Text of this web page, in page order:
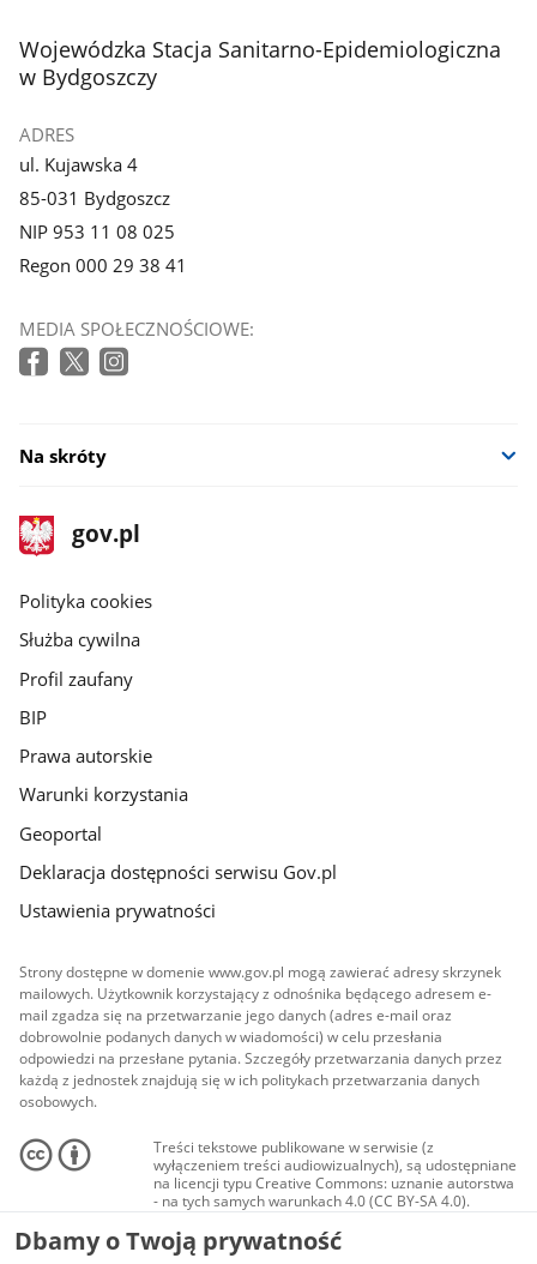
stopka
Wojewódzka Stacja Sanitarno-Epidemiologiczna
w Bydgoszczy
ADRES
ul. Kujawska 4
85-031 Bydgoszcz
NIP 953 11 08 025
Regon 000 29 38 41
MEDIA SPOŁECZNOŚCIOWE:
Na skróty
stopka
gov.pl
Strona
gov.pl
gov.pl
Polityka cookies
Służba cywilna
Profil zaufany
BIP
Prawa autorskie
Warunki korzystania
Geoportal
Deklaracja dostępności serwisu Gov.pl
Ustawienia prywatności
Strony dostępne w domenie www.gov.pl mogą zawierać adresy skrzynek
mailowych. Użytkownik korzystający z odnośnika będącego adresem e-
mail zgadza się na przetwarzanie jego danych (adres e-mail oraz
dobrowolnie podanych danych w wiadomości) w celu przesłania
odpowiedzi na przesłane pytania. Szczegóły przetwarzania danych przez
każdą z jednostek znajdują się w ich politykach przetwarzania danych
osobowych.
Treści tekstowe publikowane w serwisie (z
wyłączeniem treści audiowizualnych), są udostępniane
na licencji typu Creative Commons: uznanie autorstwa
- na tych samych warunkach 4.0 (CC BY-SA 4.0).
Materiały audiowizualne, w tym zdjęcia, materiały
audio i wideo, są udostępniane na licencji typu
Creative Commons: uznanie autorstwa użycie
Dbamy o Twoją prywatność